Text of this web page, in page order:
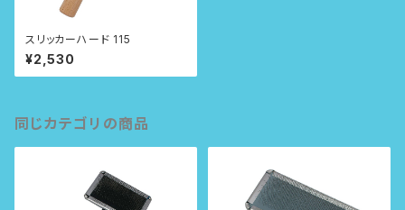
スリッカーハード 115
¥2,530
同じカテゴリの商品